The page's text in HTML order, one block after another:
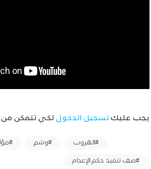
يجب عليك تسجيل الدخول لكي تتمكن من
#الهروب #وشم
#صف تنفيذ حكم الإعدام